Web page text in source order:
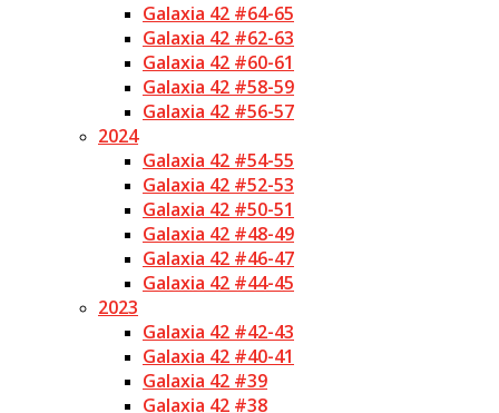
Galaxia 42 #64-65
Galaxia 42 #62-63
Galaxia 42 #60-61
Galaxia 42 #58-59
Galaxia 42 #56-57
2024
Galaxia 42 #54-55
Galaxia 42 #52-53
Galaxia 42 #50-51
Galaxia 42 #48-49
Galaxia 42 #46-47
Galaxia 42 #44-45
2023
Galaxia 42 #42-43
Galaxia 42 #40-41
Galaxia 42 #39
Galaxia 42 #38